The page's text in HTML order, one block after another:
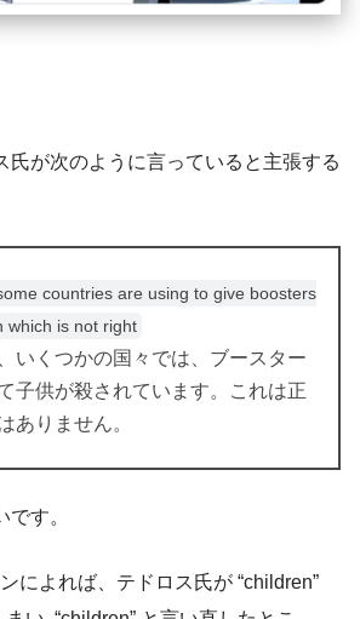
氏が次のように言っていると主張する
countries are using to give boosters
which is not right
いくつかの国々では、ブースター
子供が殺されています。これは正
ありません。
す。
によれば、テドロス氏が “children”